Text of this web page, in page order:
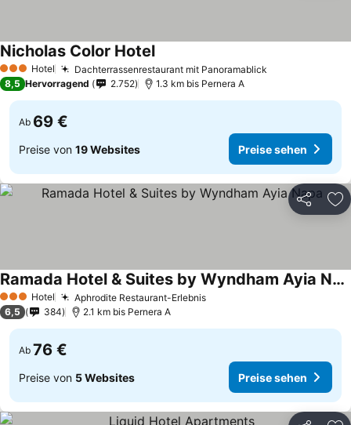
3 SterneHotel Dachterrassenrestaurant mit Panoramablick
Nicholas Color Hotel
8,5 Hervorragend 2.752 1.3 km bis Pernera A
Ab 69 €
Preise von 19 Websites Preise sehen
Teilen
3 SterneHotel Aphrodite Restaurant-Erlebnis
Ramada Hotel & Suites by Wyndham Ayia Napa
6,5 384 2.1 km bis Pernera A
Ab 76 €
Preise von 5 Websites Preise sehen